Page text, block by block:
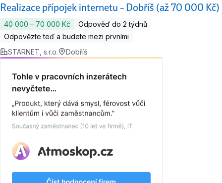
Realizace přípojek internetu – Dobříš (až 70 000 Kč)
40 000 ‍–‍ 70 000 Kč
Odpověď do 2 týdnů
Odpovězte teď a budete mezi prvními
STARNET, s.r.o.
Dobříš